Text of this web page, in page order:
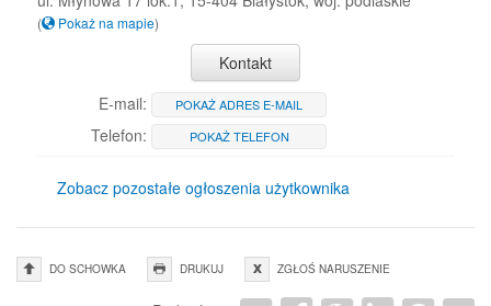
( Pokaż na mapie)
Kontakt
E-mail:
POKAŻ ADRES E-MAIL
Telefon: POKAŻ TELEFON
Zobacz pozostałe ogłoszenia użytkownika
DO SCHOWKA DRUKUJ ZGŁOŚ NARUSZENIE